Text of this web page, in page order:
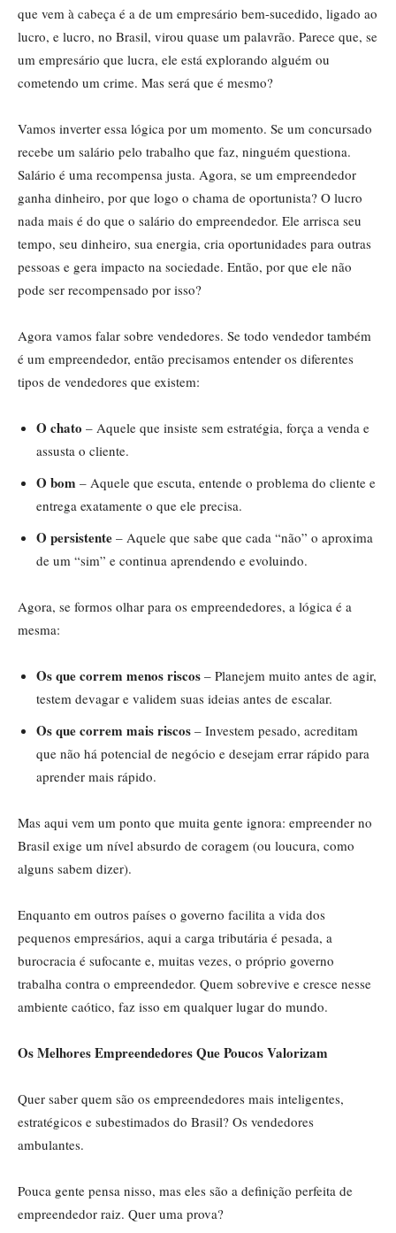
que vem à cabeça é a de um empresário bem-sucedido, ligado ao
lucro, e lucro, no Brasil, virou quase um palavrão. Parece que, se
um empresário que lucra, ele está explorando alguém ou
cometendo um crime. Mas será que é mesmo?
Vamos inverter essa lógica por um momento. Se um concursado
recebe um salário pelo trabalho que faz, ninguém questiona.
Salário é uma recompensa justa. Agora, se um empreendedor
ganha dinheiro, por que logo o chama de oportunista? O lucro
nada mais é do que o salário do empreendedor. Ele arrisca seu
tempo, seu dinheiro, sua energia, cria oportunidades para outras
pessoas e gera impacto na sociedade. Então, por que ele não
pode ser recompensado por isso?
Agora vamos falar sobre vendedores. Se todo vendedor também
é um empreendedor, então precisamos entender os diferentes
tipos de vendedores que existem:
O chato – Aquele que insiste sem estratégia, força a venda e
assusta o cliente.
O bom – Aquele que escuta, entende o problema do cliente e
entrega exatamente o que ele precisa.
O persistente – Aquele que sabe que cada “não” o aproxima
de um “sim” e continua aprendendo e evoluindo.
Agora, se formos olhar para os empreendedores, a lógica é a
mesma:
Os que correm menos riscos – Planejem muito antes de agir,
testem devagar e validem suas ideias antes de escalar.
Os que correm mais riscos – Investem pesado, acreditam
que não há potencial de negócio e desejam errar rápido para
aprender mais rápido.
Mas aqui vem um ponto que muita gente ignora: empreender no
Brasil exige um nível absurdo de coragem (ou loucura, como
alguns sabem dizer).
Enquanto em outros países o governo facilita a vida dos
pequenos empresários, aqui a carga tributária é pesada, a
burocracia é sufocante e, muitas vezes, o próprio governo
trabalha contra o empreendedor. Quem sobrevive e cresce nesse
ambiente caótico, faz isso em qualquer lugar do mundo.
Os Melhores Empreendedores Que Poucos Valorizam
Quer saber quem são os empreendedores mais inteligentes,
estratégicos e subestimados do Brasil? Os vendedores
ambulantes.
Pouca gente pensa nisso, mas eles são a definição perfeita de
empreendedor raiz. Quer uma prova?